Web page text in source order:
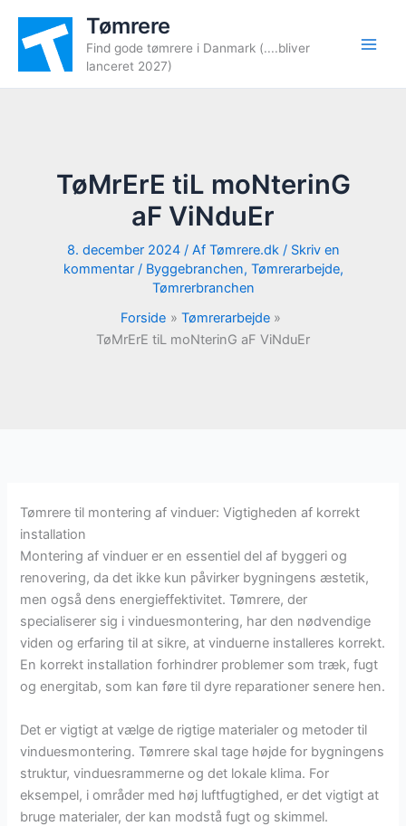
indholdet
Tømrere
Find gode tømrere i Danmark (....bliver
lanceret 2027)
TøMrErE tiL moNterinG
aF ViNduEr
8. december 2024 / Af Tømrere.dk / Skriv en
kommentar / Byggebranchen, Tømrerarbejde,
Tømrerbranchen
Forside
Tømrerarbejde
TøMrErE tiL moNterinG aF ViNduEr
Tømrere til montering af vinduer: Vigtigheden af korrekt
installation
Montering af vinduer er en essentiel del af byggeri og
renovering, da det ikke kun påvirker bygningens æstetik,
men også dens energieffektivitet. Tømrere, der
specialiserer sig i vinduesmontering, har den nødvendige
viden og erfaring til at sikre, at vinduerne installeres korrekt.
En korrekt installation forhindrer problemer som træk, fugt
og energitab, som kan føre til dyre reparationer senere hen.
Det er vigtigt at vælge de rigtige materialer og metoder til
vinduesmontering. Tømrere skal tage højde for bygningens
struktur, vinduesrammerne og det lokale klima. For
eksempel, i områder med høj luftfugtighed, er det vigtigt at
bruge materialer, der kan modstå fugt og skimmel.